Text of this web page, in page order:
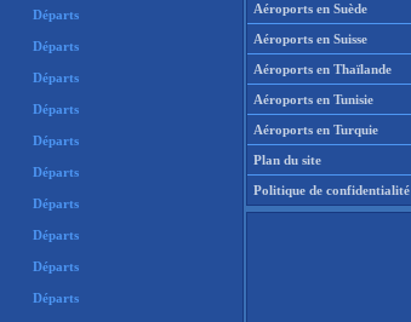
Départs
Départs
Départs
Départs
Départs
Départs
Départs
Départs
Départs
Départs
Aéroports en Suède
Aéroports en Suisse
Aéroports en Thaïlande
Aéroports en Tunisie
Aéroports en Turquie
Plan du site
Politique de confidentialité